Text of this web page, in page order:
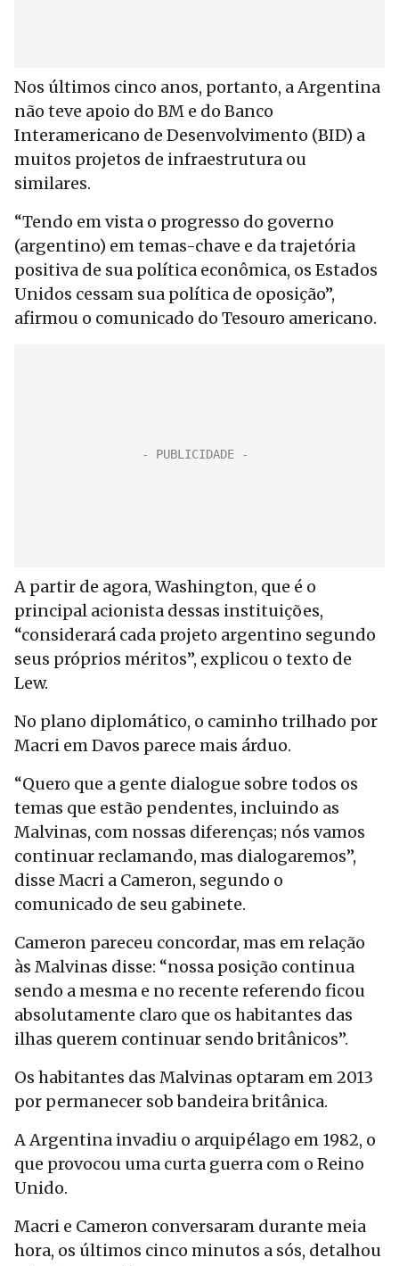
Nos últimos cinco anos, portanto, a Argentina
não teve apoio do BM e do Banco
Interamericano de Desenvolvimento (BID) a
muitos projetos de infraestrutura ou
similares.
“Tendo em vista o progresso do governo
(argentino) em temas-chave e da trajetória
positiva de sua política econômica, os Estados
Unidos cessam sua política de oposição”,
afirmou o comunicado do Tesouro americano.
A partir de agora, Washington, que é o
principal acionista dessas instituições,
“considerará cada projeto argentino segundo
seus próprios méritos”, explicou o texto de
Lew.
No plano diplomático, o caminho trilhado por
Macri em Davos parece mais árduo.
“Quero que a gente dialogue sobre todos os
temas que estão pendentes, incluindo as
Malvinas, com nossas diferenças; nós vamos
continuar reclamando, mas dialogaremos”,
disse Macri a Cameron, segundo o
comunicado de seu gabinete.
Cameron pareceu concordar, mas em relação
às Malvinas disse: “nossa posição continua
sendo a mesma e no recente referendo ficou
absolutamente claro que os habitantes das
ilhas querem continuar sendo britânicos”.
Os habitantes das Malvinas optaram em 2013
por permanecer sob bandeira britânica.
A Argentina invadiu o arquipélago em 1982, o
que provocou uma curta guerra com o Reino
Unido.
Macri e Cameron conversaram durante meia
hora, os últimos cinco minutos a sós, detalhou